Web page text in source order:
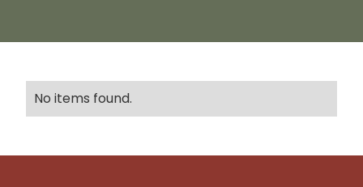
No items found.